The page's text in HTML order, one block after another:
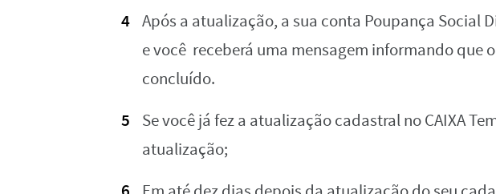
Após a atualização, a sua conta Poupança Social
e você receberá uma mensagem informando que
concluído.
Se você já fez a atualização cadastral no CAIXA
atualização;